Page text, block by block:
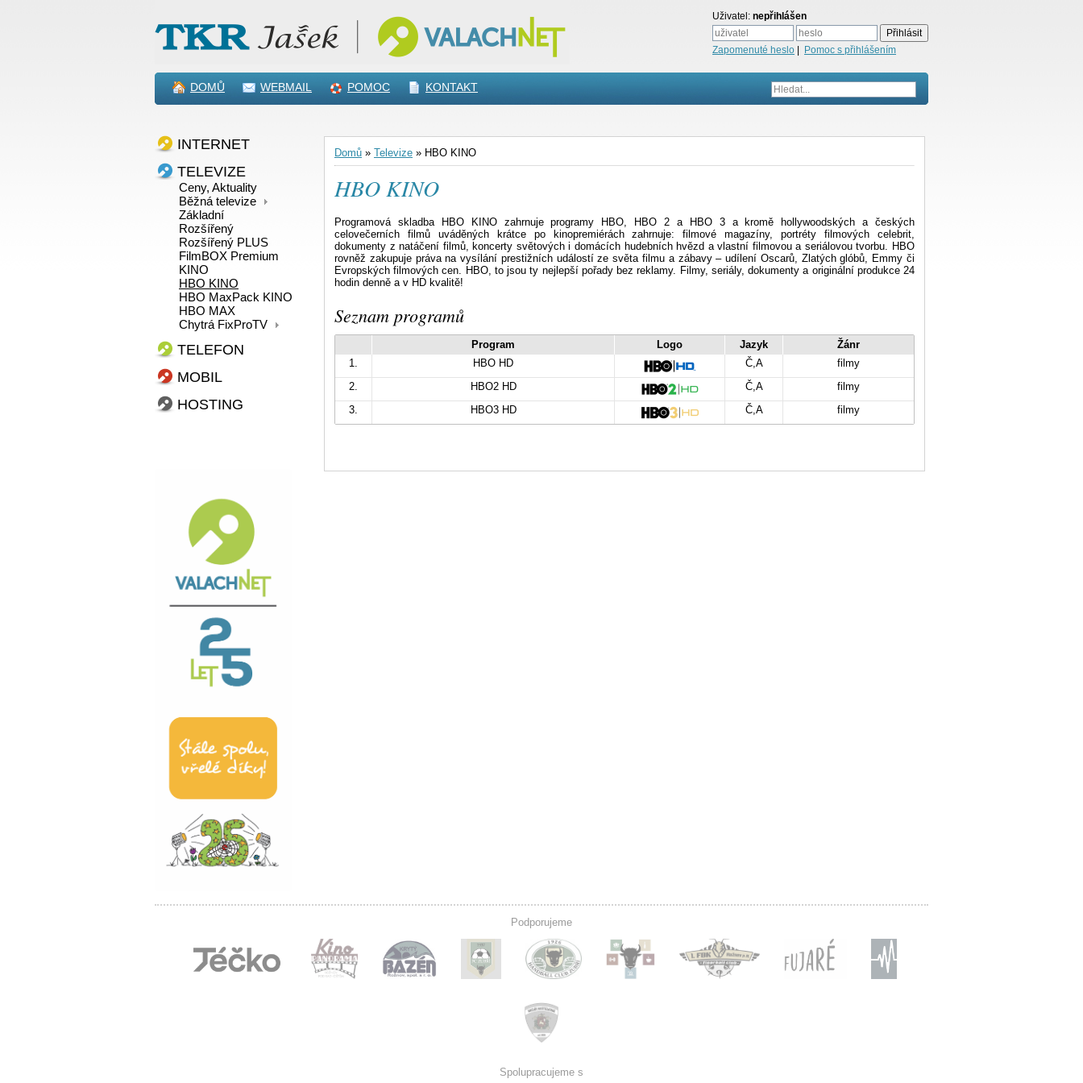
Uživatel: nepřihlášen
Zapomenuté heslo Pomoc s přihlášením
DOMŮ WEBMAIL POMOC KONTAKT
INTERNET
TELEVIZE
Ceny, Aktuality
Běžná televize
Základní
Rozšířený
Rozšířený PLUS
FilmBOX Premium
KINO
HBO KINO
HBO MaxPack KINO
HBO MAX
Chytrá FixProTV
TELEFON
MOBIL
HOSTING
Domů » Televize » HBO KINO
HBO KINO
Programová skladba HBO KINO zahrnuje programy HBO, HBO 2 a HBO 3 a kromě hollywoodských a českých
celovečerních filmů uváděných krátce po kinopremiérách zahrnuje: filmové magazíny, portréty filmových celebrit,
dokumenty z natáčení filmů, koncerty světových i domácích hudebních hvězd a vlastní filmovou a seriálovou tvorbu. HBO
rovněž zakupuje práva na vysílání prestižních událostí ze světa filmu a zábavy – udílení Oscarů, Zlatých glóbů, Emmy či
Evropských filmových cen. HBO, to jsou ty nejlepší pořady bez reklamy. Filmy, seriály, dokumenty a originální produkce 24
hodin denně a v HD kvalitě!
Seznam programů
Program Logo Jazyk
Žánr
1.
HBO HD Č,A
filmy
2.
HBO2 HD Č,A
filmy
3.
HBO3 HD Č,A filmy
Podporujeme
Spolupracujeme s